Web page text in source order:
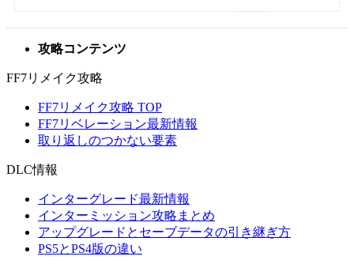
攻略コンテンツ
FF7リメイク攻略
FF7リメイク攻略 TOP
FF7リベレーション最新情報
取り返しのつかない要素
DLC情報
インターグレード最新情報
インターミッション攻略まとめ
アップグレードとセーブデータの引き継ぎ方
PS5とPS4版の違い